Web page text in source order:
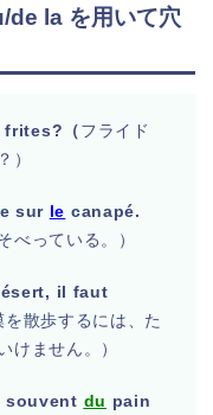
de la を用いて穴
frites?（ フライド
）
sur le canapé.
べっている。）
il faut
を散歩するには、た
けません。）
souvent du pain